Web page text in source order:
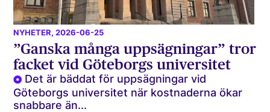
NYHETER, 2026-06-25
”Ganska många uppsägningar” tror
facket vid Göteborgs universitet
Det är bäddat för uppsägningar vid
Göteborgs universitet när kostnaderna ökar
snabbare än...